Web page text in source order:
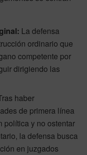
La defensa
ordinario que
competente por
dirigiendo las
haber
de primera línea
política y no ostentar
la defensa busca
en juzgados